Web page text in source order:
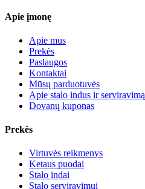
Apie įmonę
Apie mus
Prekės
Paslaugos
Kontaktai
Mūsų parduotuvės
Apie stalo indus ir serviravimą
Dovanų kuponas
Prekės
Virtuvės reikmenys
Ketaus puodai
Stalo indai
Stalo serviravimui